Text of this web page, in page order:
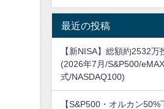
最近の投稿
【新NISA】総額約2532万
(2026年7月/S&P500/
式/NASDAQ100)
【S&P500・オルカン